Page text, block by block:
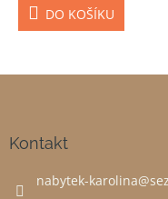
DO KOŠÍKU
Kontakt
nabytek-karolina@